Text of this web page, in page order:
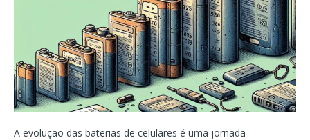
A evolução das baterias de celulares é uma jornada